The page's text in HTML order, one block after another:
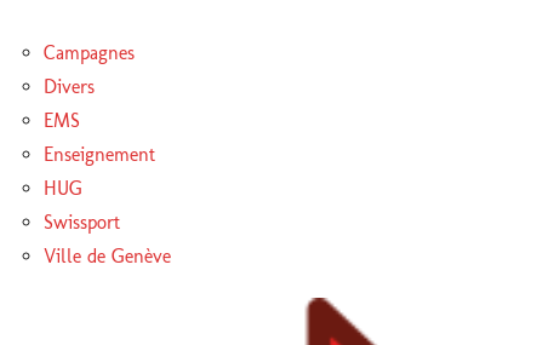
publications
Campagnes
Divers
EMS
Enseignement
HUG
Swissport
Ville de Genève